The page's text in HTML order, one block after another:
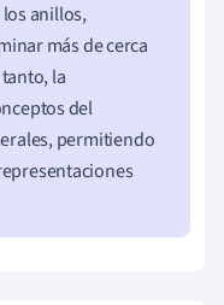
anillos,
más de cerca
la
del
permitiendo